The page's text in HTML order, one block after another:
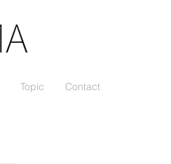
Topic Contact